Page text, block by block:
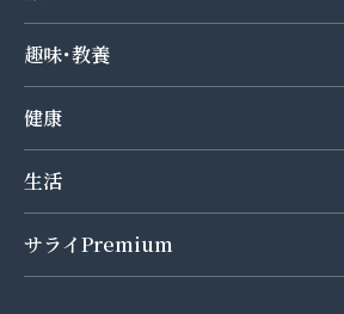
趣味･教養
健康
生活
サライPremium